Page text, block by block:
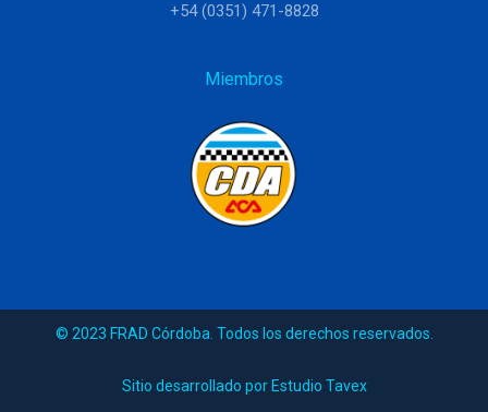
+54 (0351) 471-8828
Miembros
© 2023 FRAD Córdoba. Todos los derechos reservados.
Sitio desarrollado por Estudio Tavex